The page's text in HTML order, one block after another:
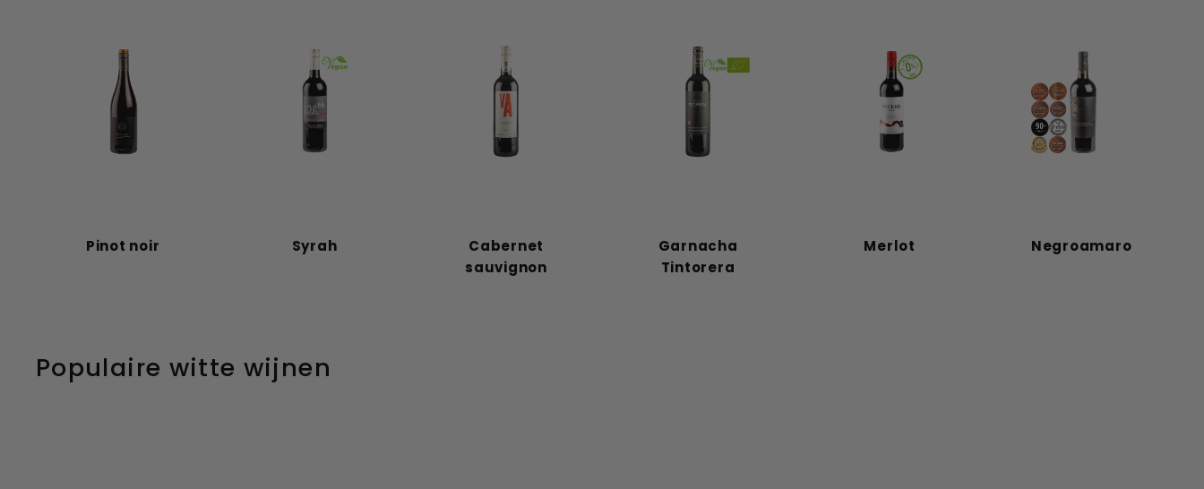
Pinot noir Syrah
Cabernet
sauvignon
Garnacha
Tintorera
Merlot Negroamaro
Populaire witte wijnen